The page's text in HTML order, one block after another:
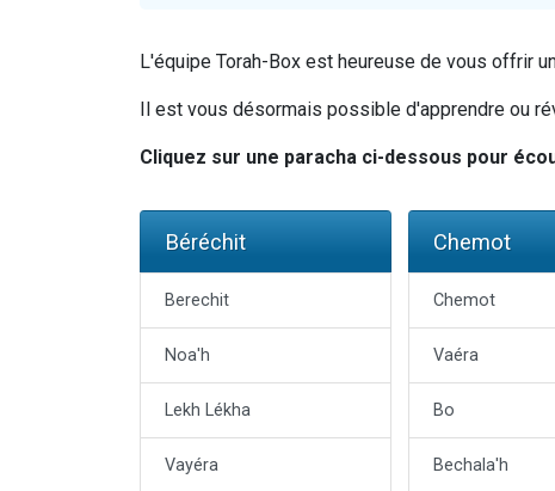
L'équipe Torah-Box est heureuse de vous offrir
Il est vous désormais possible d'apprendre ou
Cliquez sur une paracha ci-dessous pour
Béréchit
Berechit
Noa'h
Lekh Lékha
Vayéra
Chemot
Chemot
Vaéra
Bo
Bechala'h